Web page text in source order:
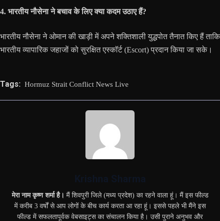
4. भारतीय नौसेना ने बचाव के लिए क्या कदम उठाए हैं?
भारतीय नौसेना ने ओमान की खाड़ी में अपने शक्तिशाली युद्धपोत तैनात किए हैं ताकि
भारतीय व्यापारिक जहाजों को सुरक्षित एस्कॉर्ट (Escort) प्रदान किया जा सके।
Tags: Hormuz Strait Conflict News Live
मेरा नाम कृष्ण शर्मा है। मैं शिवपुरी जिले (मध्य प्रदेश) का रहने वाला हूं। मैं इस फील्ड
में करीब 3 वर्षों से आप लोगों के बीच कार्य करता आ रहा हूं। इससे पहले भी मैंने इस
फील्ड में सफलतापूर्वक वेबसाइट्स का संचालन किया है। उसी पुराने अनुभव और